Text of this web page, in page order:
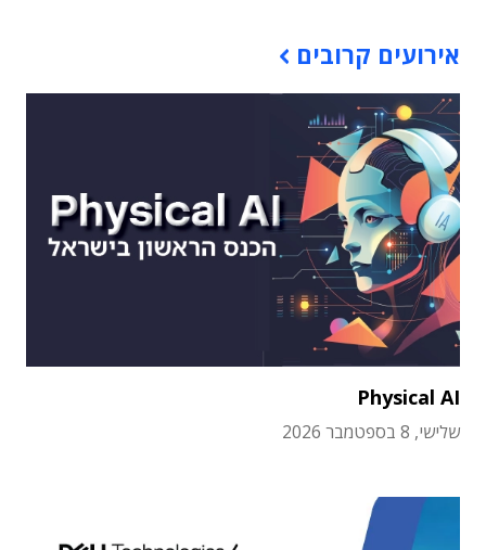
אירועים קרובים
Physical AI
שלישי, 8 בספטמבר 2026